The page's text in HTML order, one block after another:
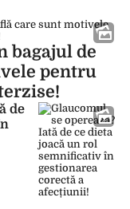
bagajul de
pentru
de